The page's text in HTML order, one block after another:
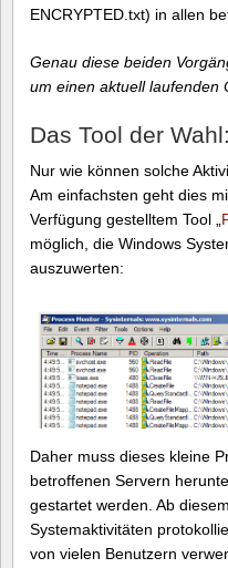
ENCRYPTED.txt) in allen
Genau diese beiden
um einen aktuell laufenden
Das Tool der
Nur wie können solche
Am einfachsten geht dies
Verfügung gestelltem Tool „
möglich, die Windows
auszuwerten:
Daher muss dieses kleine
betroffenen Servern
gestartet werden. Ab
Systemaktivitäten
von vielen Benutzern